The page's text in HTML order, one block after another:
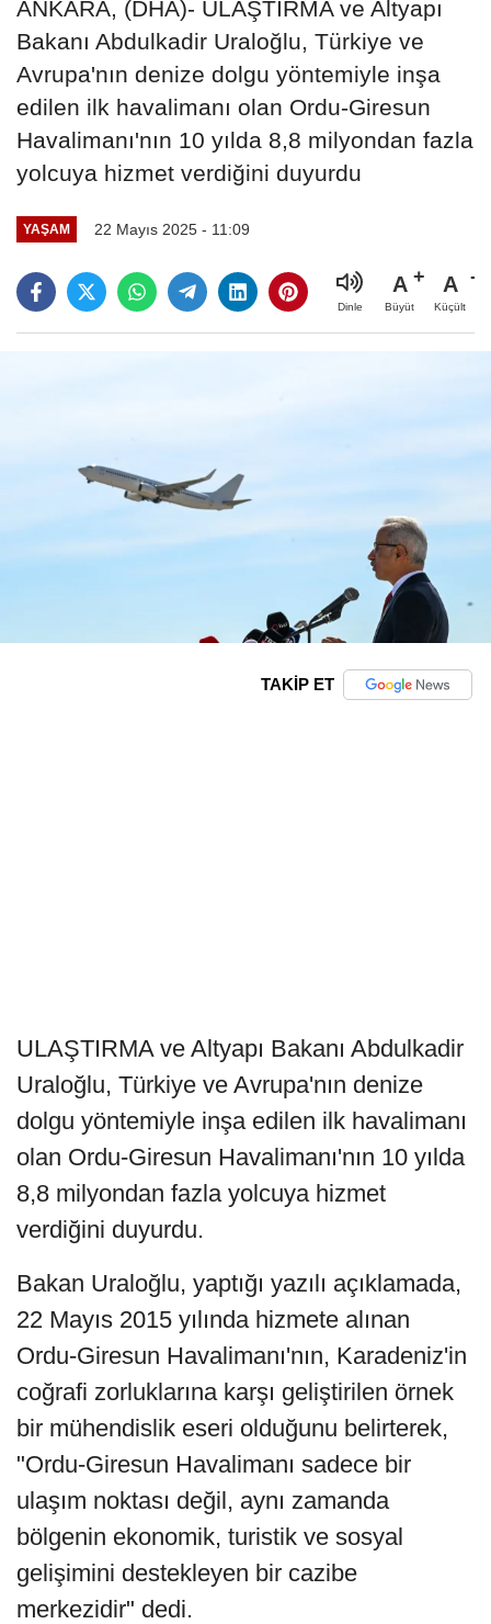
ANKARA, (DHA)- ULAŞTIRMA ve Altyapı
Bakanı Abdulkadir Uraloğlu, Türkiye ve
Avrupa'nın denize dolgu yöntemiyle inşa
edilen ilk havalimanı olan Ordu-Giresun
Havalimanı'nın 10 yılda 8,8 milyondan fazla
yolcuya hizmet verdiğini duyurdu
YAŞAM 22 Mayıs 2025 - 11:09
Dinle
A
Büyüt
A
Küçült
TAKİP ET
ULAŞTIRMA ve Altyapı Bakanı Abdulkadir
Uraloğlu, Türkiye ve Avrupa'nın denize
dolgu yöntemiyle inşa edilen ilk havalimanı
olan Ordu-Giresun Havalimanı'nın 10 yılda
8,8 milyondan fazla yolcuya hizmet
verdiğini duyurdu.
Bakan Uraloğlu, yaptığı yazılı açıklamada,
22 Mayıs 2015 yılında hizmete alınan
Ordu-Giresun Havalimanı'nın, Karadeniz'in
coğrafi zorluklarına karşı geliştirilen örnek
bir mühendislik eseri olduğunu belirterek,
"Ordu-Giresun Havalimanı sadece bir
ulaşım noktası değil, aynı zamanda
bölgenin ekonomik, turistik ve sosyal
gelişimini destekleyen bir cazibe
merkezidir" dedi.